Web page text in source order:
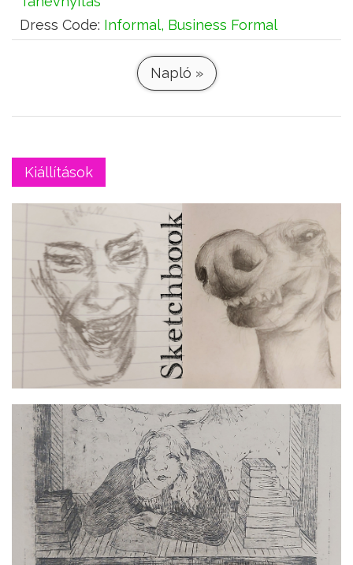
Dress Code: Informal, Business Formal
Napló »
Kiállítások